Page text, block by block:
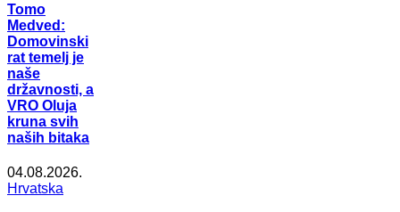
Tomo
Medved:
Domovinski
rat temelj je
naše
državnosti, a
VRO Oluja
kruna svih
naših bitaka
04.08.2026.
Hrvatska